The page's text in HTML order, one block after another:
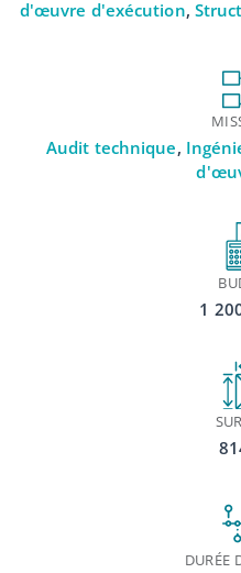
d'œuvre d'exécution,
Audit technique,
1
DURÉE